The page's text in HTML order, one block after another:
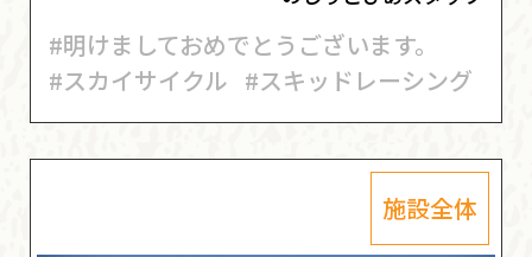
#明けましておめでとうございます。
#スカイサイクル #スキッドレーシング
施設全体